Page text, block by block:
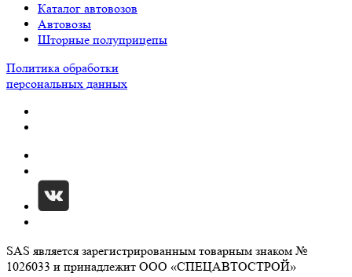
Каталог автовозов
Автовозы
Шторные полуприцепы
Политика обработки
персональных данных
SAS является зарегистрированным товарным знаком №
1026033 и принадлежит ООО «СПЕЦАВТОСТРОЙ»